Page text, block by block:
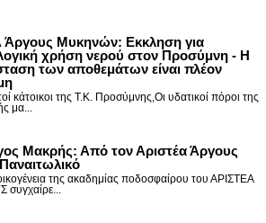
Μυκηνών: Εκκληση για
χρήση νερού στον Προσύμνη - Η
των αποθεμάτων είναι πλέον
κάτοικοι της Τ.Κ. Προσύμνης,Οι υδατικοί πόροι της
μα...
Μακρής: Από τον Αριστέα Άργους
της ακαδημίας ποδοσφαίρου του ΑΡΙΣΤΕΑ
συγχαίρε...